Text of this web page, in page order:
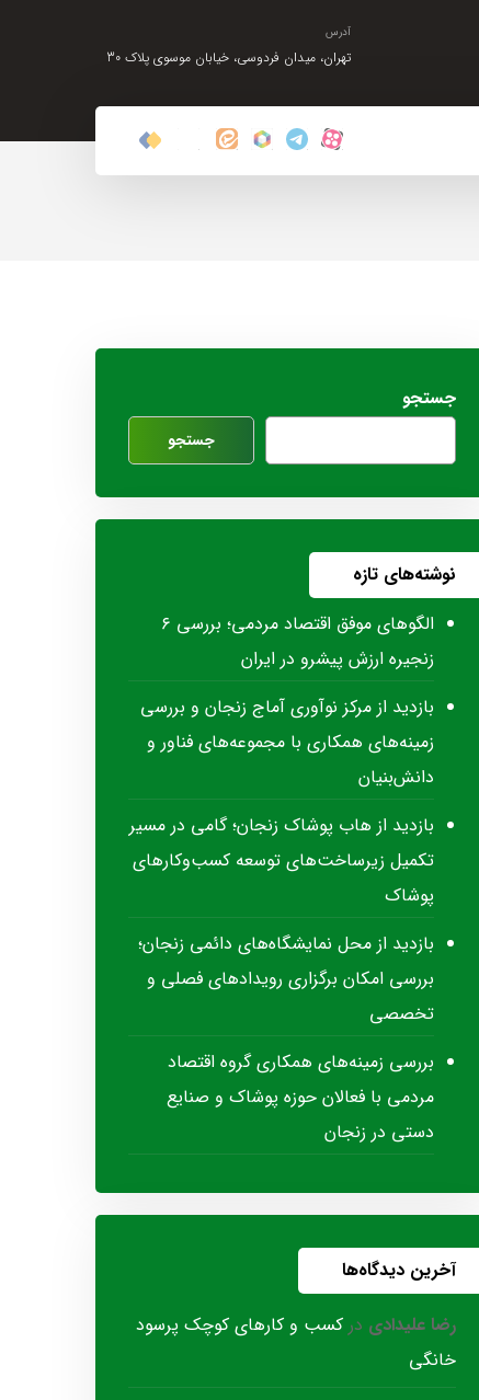
آدرس
تهران، میدان فردوسی، خیابان موسوی پلاک 30
جستجو
جستجو
نوشته‌های تازه
الگوهای موفق اقتصاد مردمی؛ بررسی ۶
زنجیره ارزش پیشرو در ایران
بازدید از مرکز نوآوری آماج زنجان و بررسی
زمینه‌های همکاری با مجموعه‌های فناور و
دانش‌بنیان
بازدید از هاب پوشاک زنجان؛ گامی در مسیر
تکمیل زیرساخت‌های توسعه کسب‌وکارهای
پوشاک
بازدید از محل نمایشگاه‌های دائمی زنجان؛
بررسی امکان برگزاری رویدادهای فصلی و
تخصصی
بررسی زمینه‌های همکاری گروه اقتصاد
مردمی با فعالان حوزه پوشاک و صنایع
دستی در زنجان
آخرین دیدگاه‌ها
رضا علیدادی درکسب و کارهای کوچک پرسود
خانگی